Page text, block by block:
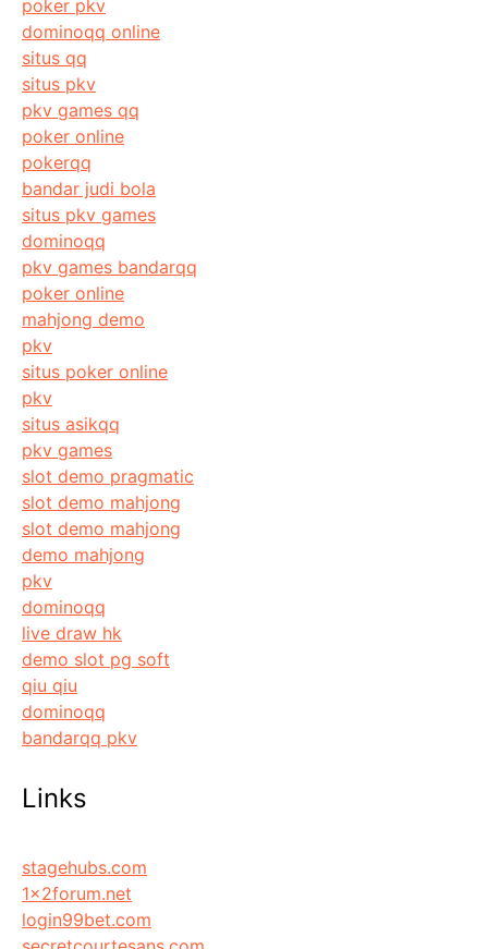
poker pkv
dominoqq online
situs qq
situs pkv
pkv games qq
poker online
pokerqq
bandar judi bola
situs pkv games
dominoqq
pkv games bandarqq
poker online
mahjong demo
pkv
situs poker online
pkv
situs asikqq
pkv games
slot demo pragmatic
slot demo mahjong
slot demo mahjong
demo mahjong
pkv
dominoqq
live draw hk
demo slot pg soft
qiu qiu
dominoqq
bandarqq pkv
Links
stagehubs.com
1x2forum.net
login99bet.com